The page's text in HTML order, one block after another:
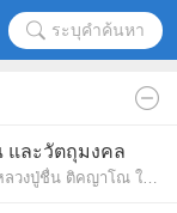
ระบุคำค้นหา
และวัตถุมงคล
ขับขานเรื่องราวแห่งองค์พระเดชพระคุณหลวงปู่ชื่น ติคญาโณ ให้ดังก้องไกล